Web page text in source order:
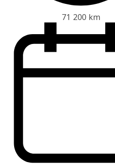
71 200 km